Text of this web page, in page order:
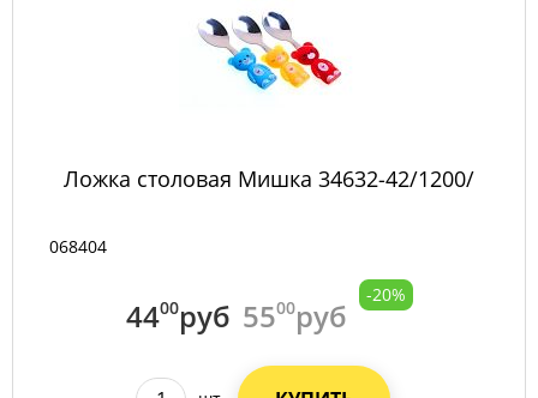
Ложка столовая Мишка 34632-42/1200/
068404
4400руб 5500руб
-20%